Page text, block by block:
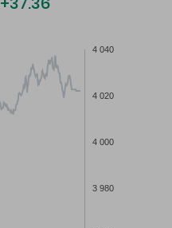
3 980
4 000
4 020
4 040